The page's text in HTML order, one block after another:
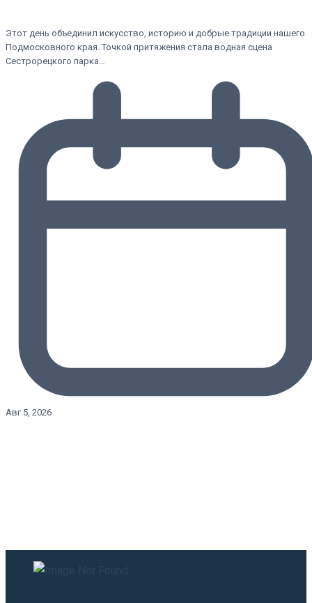
Этот день объединил искусство, историю и добрые традиции нашего
Подмосковного края. Точкой притяжения стала водная сцена
Сестрорецкого парка…
Авг 5, 2026